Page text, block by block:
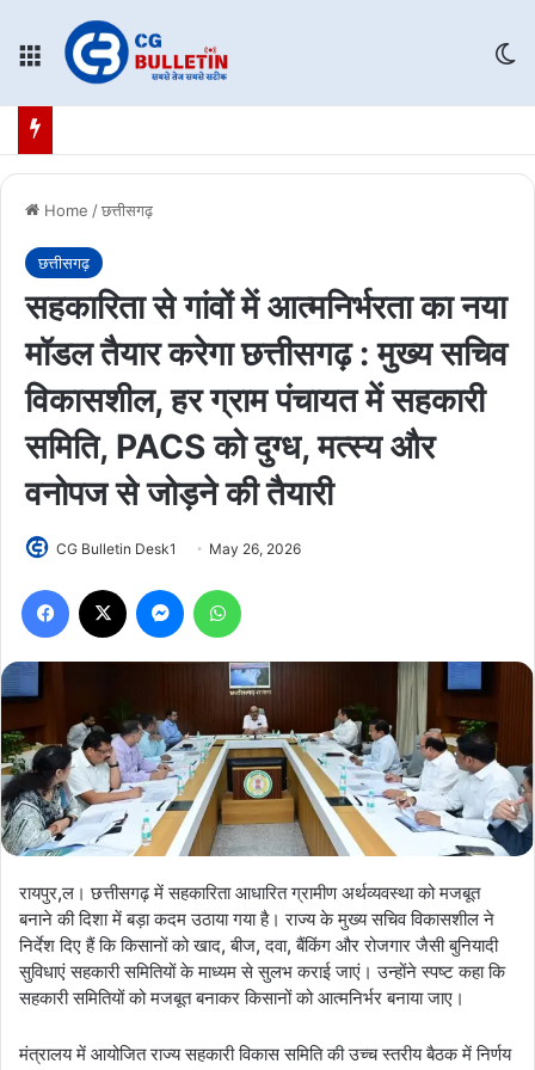
Menu
Home /छत्तीसगढ़
छत्तीसगढ़
सहकारिता से गांवों में आत्मनिर्भरता का नया
मॉडल तैयार करेगा छत्तीसगढ़ : मुख्य सचिव
विकासशील, हर ग्राम पंचायत में सहकारी
समिति, PACS को दुग्ध, मत्स्य और
वनोपज से जोड़ने की तैयारी
CG Bulletin Desk1 May 26, 2026
Facebook Messenger
रायपुर,ल। छत्तीसगढ़ में सहकारिता आधारित ग्रामीण अर्थव्यवस्था को मजबूत
बनाने की दिशा में बड़ा कदम उठाया गया है। राज्य के मुख्य सचिव विकासशील ने
निर्देश दिए हैं कि किसानों को खाद, बीज, दवा, बैंकिंग और रोजगार जैसी बुनियादी
सुविधाएं सहकारी समितियों के माध्यम से सुलभ कराई जाएं। उन्होंने स्पष्ट कहा कि
सहकारी समितियों को मजबूत बनाकर किसानों को आत्मनिर्भर बनाया जाए।
मंत्रालय में आयोजित राज्य सहकारी विकास समिति की उच्च स्तरीय बैठक में निर्णय